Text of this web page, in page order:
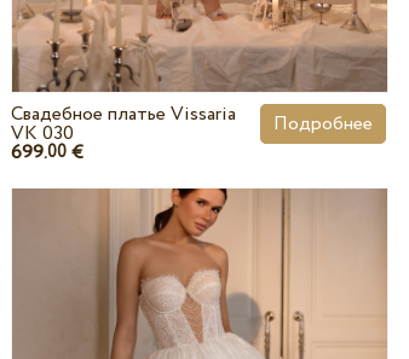
Свадебное платье Vissaria
VK 030
699.00 €
Подробнее